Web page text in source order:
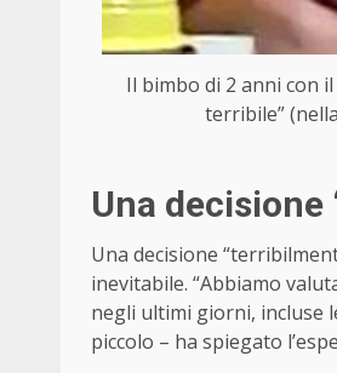
Il bimbo di 2 anni con
terribile”
Una
Una decisione
inevitabile. “Abbiamo
negli ultimi giorni, incluse
piccolo – ha spiegato